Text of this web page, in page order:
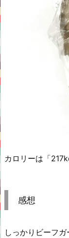
カロリーは「
感想
しっかりビーフ